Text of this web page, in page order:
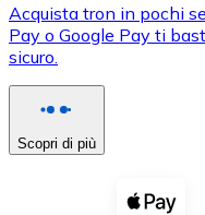
XRP
XRP
Vedi tutto
Buoni cripto
Acquista tron in pochi
Pay o Google Pay ti
sicuro.
Scopri di più